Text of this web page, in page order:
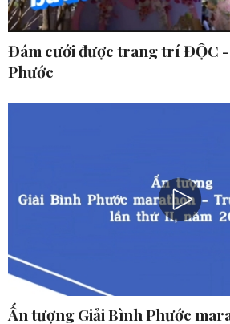
Đám cưới được trang trí ĐỘC
Phước
Ấn tượng Giải Bình Phước